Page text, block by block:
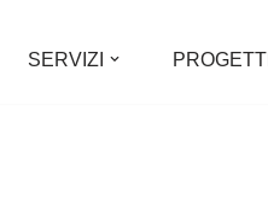
SERVIZI PROGETTI